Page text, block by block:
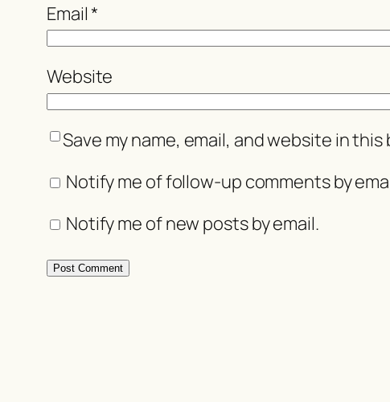
Email*
Website
Save my name, email, and website in
Notify me of follow-up comments by
Notify me of new posts by email.